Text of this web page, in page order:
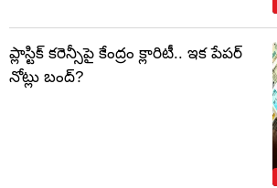
ప్లాస్టిక్‌ కరెన్సీపై కేంద్రం క్లారిటీ.. ఇక పేపర్‌
నోట్లు బంద్‌?